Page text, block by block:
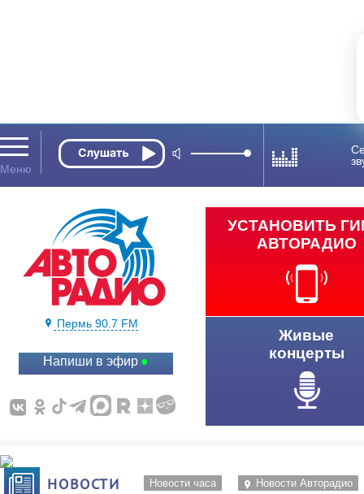
Пермь 90.7 FM
Напиши в эфир
УСТАНОВИТЬ
АВТОРАДИО
Живые
концерты
НОВОСТИ Новости часа Новости Авторадио